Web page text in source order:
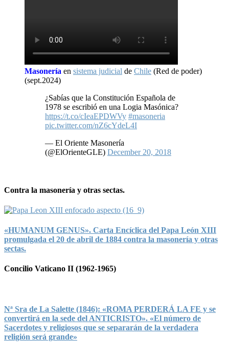
Masonería en sistema judicial de Chile (Red de poder)
(sept.2024)
¿Sabías que la Constitución Española de
1978 se escribió en una Logia Masónica?
https://t.co/cIeaEPDWVy #masoneria
pic.twitter.com/nZ6cYdeL4I
— El Oriente Masonería
(@ElOrienteGLE) December 20, 2018
Contra la masonería y otras sectas.
«HUMANUM GENUS». Carta Encíclica del Papa León XIII
promulgada el 20 de abril de 1884 contra la masonería y otras
sectas.
Concilio Vaticano II (1962-1965)
Nª Sra de La Salette (1846): «ROMA PERDERÁ LA FE y se
convertirá en la sede del ANTICRISTO». «El número de
Sacerdotes y religiosos que se separarán de la verdadera
religión será grande»